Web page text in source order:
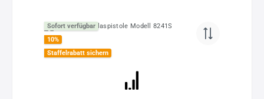
Sofort verfügbar
10%
Staffelrabatt sichern